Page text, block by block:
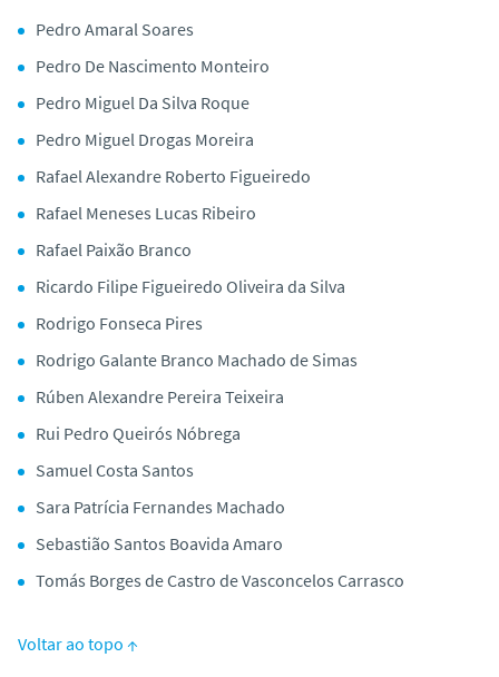
Pedro Amaral Soares
Pedro De Nascimento Monteiro
Pedro Miguel Da Silva Roque
Pedro Miguel Drogas Moreira
Rafael Alexandre Roberto Figueiredo
Rafael Meneses Lucas Ribeiro
Rafael Paixão Branco
Ricardo Filipe Figueiredo Oliveira da Silva
Rodrigo Fonseca Pires
Rodrigo Galante Branco Machado de Simas
Rúben Alexandre Pereira Teixeira
Rui Pedro Queirós Nóbrega
Samuel Costa Santos
Sara Patrícia Fernandes Machado
Sebastião Santos Boavida Amaro
Tomás Borges de Castro de Vasconcelos Carrasco
Voltar ao topo ↑